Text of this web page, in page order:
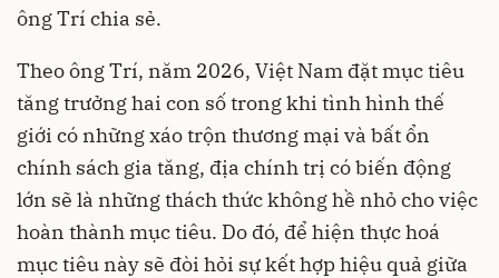
ông Trí chia sẻ.
Theo ông Trí, năm 2026, Việt Nam đặt mục tiêu
tăng trưởng hai con số trong khi tình hình thế
giới có những xáo trộn thương mại và bất ổn
chính sách gia tăng, địa chính trị có biến động
lớn sẽ là những thách thức không hề nhỏ cho việc
hoàn thành mục tiêu. Do đó, để hiện thực hoá
mục tiêu này sẽ đòi hỏi sự kết hợp hiệu quả giữa